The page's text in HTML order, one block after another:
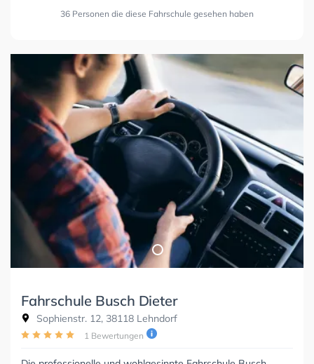
36 Personen die diese Fahrschule gesehen haben
Fahrschule Busch Dieter
Sophienstr. 12, 38118 Lehndorf
1 Bewertungen